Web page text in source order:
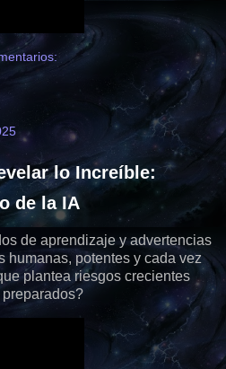
lo Increíble:
de la IA
de aprendizaje y advertencias
humanas, potentes y cada vez
plantea riesgos crecientes